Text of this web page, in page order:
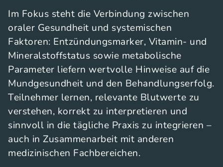
Im Fokus steht die Verbindung zwischen
oraler Gesundheit und systemischen
Faktoren: Entzündungsmarker, Vitamin- und
Mineralstoffstatus sowie metabolische
Parameter liefern wertvolle Hinweise auf die
Mundgesundheit und den Behandlungserfolg.
Teilnehmer lernen, relevante Blutwerte zu
verstehen, korrekt zu interpretieren und
sinnvoll in die tägliche Praxis zu integrieren –
auch in Zusammenarbeit mit anderen
medizinischen Fachbereichen.